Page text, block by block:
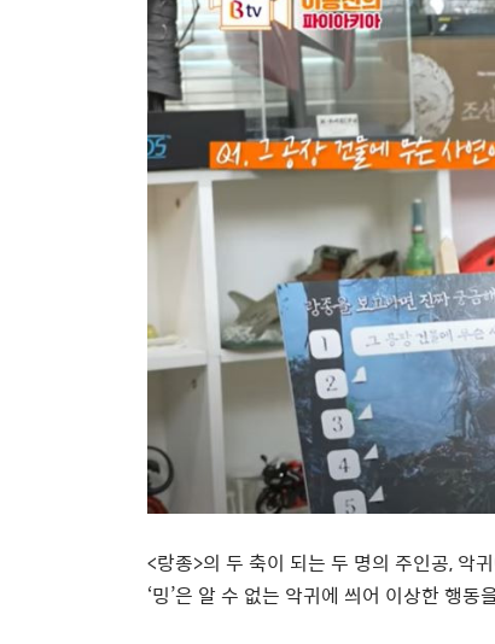
<랑종>의 두 축이 되는 두 명의 주인공, 악
‘밍’은 알 수 없는 악귀에 씌어 이상한 행동